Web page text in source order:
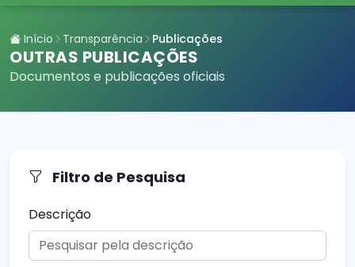
Início Transparência Publicações
OUTRAS PUBLICAÇÕES
Documentos e publicações oficiais
Filtro de Pesquisa
Descrição